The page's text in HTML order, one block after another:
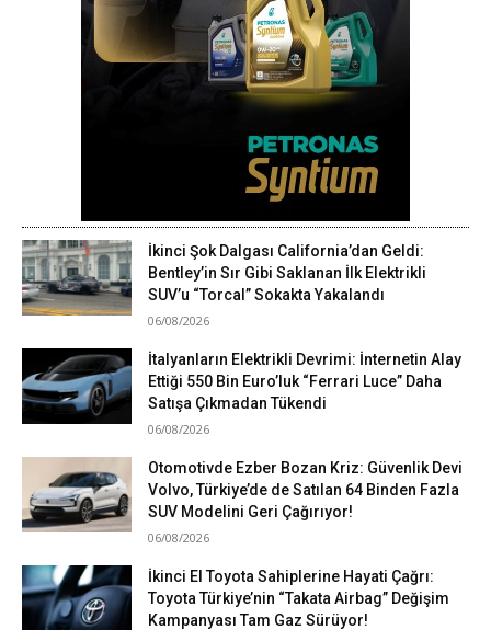
İkinci Şok Dalgası California’dan Geldi:
Bentley’in Sır Gibi Saklanan İlk Elektrikli
SUV’u “Torcal” Sokakta Yakalandı
06/08/2026
İtalyanların Elektrikli Devrimi: İnternetin Alay
Ettiği 550 Bin Euro’luk “Ferrari Luce” Daha
Satışa Çıkmadan Tükendi
06/08/2026
Otomotivde Ezber Bozan Kriz: Güvenlik Devi
Volvo, Türkiye’de de Satılan 64 Binden Fazla
SUV Modelini Geri Çağırıyor!
06/08/2026
İkinci El Toyota Sahiplerine Hayati Çağrı:
Toyota Türkiye’nin “Takata Airbag” Değişim
Kampanyası Tam Gaz Sürüyor!